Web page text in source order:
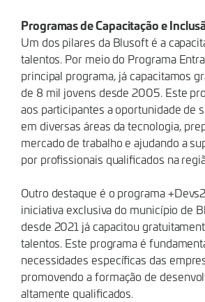
Programas de Capacitação e
Um dos pilares da Blusoft é a
talentos. Por meio do Programa
principal programa, já capacitamos
de 8 mil jovens desde 2005. Este
aos participantes a oportunidade de
em diversas áreas da tecnologia,
mercado de trabalho e ajudando a
por profissionais qualificados na
Outro destaque é o programa
iniciativa exclusiva do município de
desde 2021 já capacitou
talentos. Este programa é
necessidades específicas das
promovendo a formação de
altamente qualificados.